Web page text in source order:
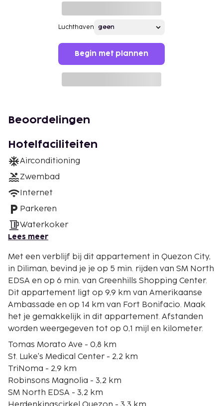
Luchthaven
Begin met plannen
Beoordelingen
Hotelfaciliteiten
Airconditioning
Zwembad
Internet
Parkeren
Waterkoker
Lees meer
Met een verblijf bij dit appartement in Quezon City,
in Diliman, bevind je je op 5 min. rijden van SM North
EDSA en op 6 min. van Greenhills Shopping Center.
Dit appartement ligt op 9,9 km van Amerikaanse
Ambassade en op 14 km van Fort Bonifacio. Maak
het je gemakkelijk in dit appartement. Afstanden
worden weergegeven tot op 0,1 mijl en kilometer.
Tomas Morato Ave - 0,8 km
St. Luke's Medical Center - 2,2 km
TriNoma - 2,9 km
Robinsons Magnolia - 3,2 km
SM North EDSA - 3,2 km